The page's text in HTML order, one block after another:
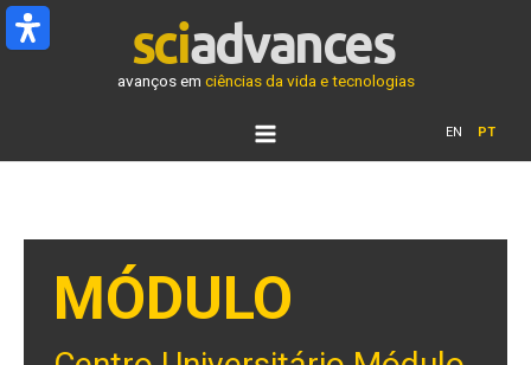
Ir
para
avanços em ciências da vida e tecnologias
EN PT
MÓDULO